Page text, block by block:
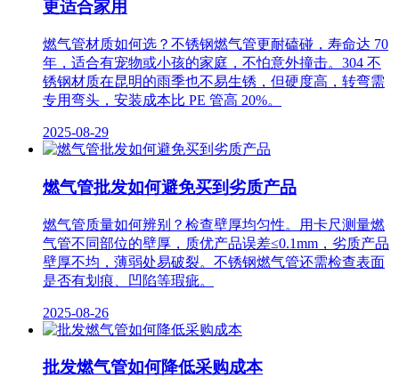
更适合家用
燃气管材质如何选？不锈钢燃气管更耐磕碰，寿命达 70
年，适合有宠物或小孩的家庭，不怕意外撞击。304 不
锈钢材质在昆明的雨季也不易生锈，但硬度高，转弯需
专用弯头，安装成本比 PE 管高 20%。
2025-08-29
燃气管批发如何避免买到劣质产品
燃气管质量如何辨别？检查壁厚均匀性。用卡尺测量燃
气管不同部位的壁厚，质优产品误差≤0.1mm，劣质产品
壁厚不均，薄弱处易破裂。不锈钢燃气管还需检查表面
是否有划痕、凹陷等瑕疵。
2025-08-26
批发燃气管如何降低采购成本